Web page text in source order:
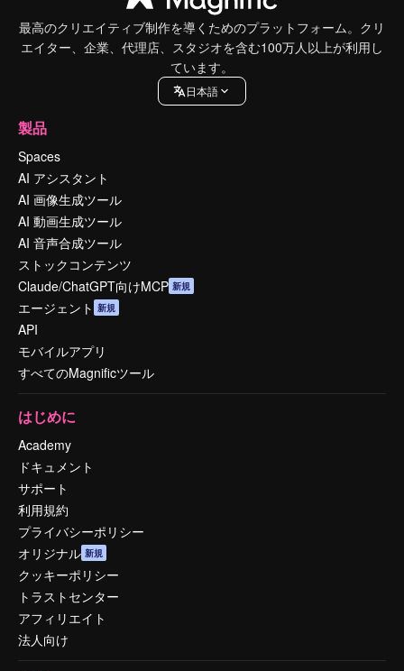
最高のクリエイティブ制作を導くためのプラットフォーム。クリ
エイター、企業、代理店、スタジオを含む100万人以上が利用し
ています。
日本語
製品
Spaces
AI アシスタント
AI 画像生成ツール
AI 動画生成ツール
AI 音声合成ツール
ストックコンテンツ
Claude/ChatGPT向けMCP 新規
エージェント 新規
API
モバイルアプリ
すべてのMagnificツール
はじめに
Academy
ドキュメント
サポート
利用規約
プライバシーポリシー
オリジナル 新規
クッキーポリシー
トラストセンター
アフィリエイト
法人向け